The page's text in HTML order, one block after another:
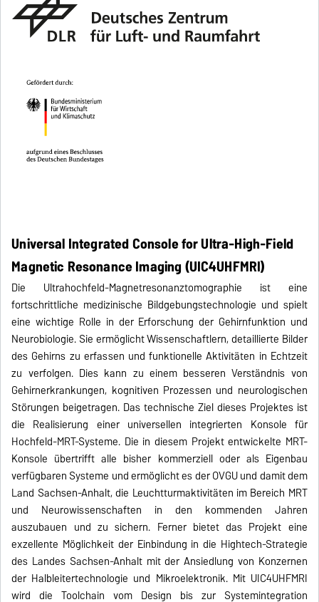
Universal Integrated Console for Ultra-High-Field
Magnetic Resonance Imaging (UIC4UHFMRI)
Die Ultrahochfeld-Magnetresonanztomographie ist eine
fortschrittliche medizinische Bildgebungstechnologie und spielt
eine wichtige Rolle in der Erforschung der Gehirnfunktion und
Neurobiologie. Sie ermöglicht Wissenschaftlern, detaillierte Bilder
des Gehirns zu erfassen und funktionelle Aktivitäten in Echtzeit
zu verfolgen. Dies kann zu einem besseren Verständnis von
Gehirnerkrankungen, kognitiven Prozessen und neurologischen
Störungen beigetragen. Das technische Ziel dieses Projektes ist
die Realisierung einer universellen integrierten Konsole für
Hochfeld-MRT-Systeme. Die in diesem Projekt entwickelte MRT-
Konsole übertrifft alle bisher kommerziell oder als Eigenbau
verfügbaren Systeme und ermöglicht es der OVGU und damit dem
Land Sachsen-Anhalt, die Leuchtturmaktivitäten im Bereich MRT
und Neurowissenschaften in den kommenden Jahren
auszubauen und zu sichern. Ferner bietet das Projekt eine
exzellente Möglichkeit der Einbindung in die Hightech-Strategie
des Landes Sachsen-Anhalt mit der Ansiedlung von Konzernen
der Halbleitertechnologie und Mikroelektronik. Mit UIC4UHFMRI
wird die Toolchain vom Design bis zur Systemintegration